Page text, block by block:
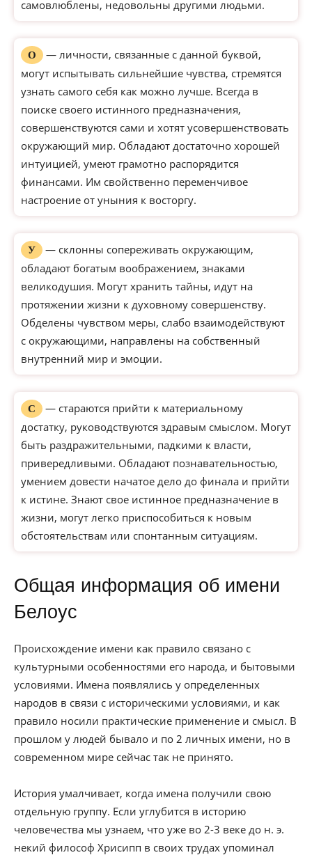
самовлюблены, недовольны другими людьми.
О
— личности, связанные с данной буквой,
могут испытывать сильнейшие чувства, стремятся
узнать самого себя как можно лучше. Всегда в
поиске своего истинного предназначения,
совершенствуются сами и хотят усовершенствовать
окружающий мир. Обладают достаточно хорошей
интуицией, умеют грамотно распорядится
финансами. Им свойственно переменчивое
настроение от уныния к восторгу.
У
— склонны сопереживать окружающим,
обладают богатым воображением, знаками
великодушия. Могут хранить тайны, идут на
протяжении жизни к духовному совершенству.
Обделены чувством меры, слабо взаимодействуют
с окружающими, направлены на собственный
внутренний мир и эмоции.
С
— стараются прийти к материальному
достатку, руководствуются здравым смыслом. Могут
быть раздражительными, падкими к власти,
привередливыми. Обладают познавательностью,
умением довести начатое дело до финала и прийти
к истине. Знают свое истинное предназначение в
жизни, могут легко приспособиться к новым
обстоятельствам или спонтанным ситуациям.
Общая информация об имени
Белоус
Происхождение имени как правило связано с
культурными особенностями его народа, и бытовыми
условиями. Имена появлялись у определенных
народов в связи с историческими условиями, и как
правило носили практические применение и смысл. В
прошлом у людей бывало и по 2 личных имени, но в
современном мире сейчас так не принято.
История умалчивает, когда имена получили свою
отдельную группу. Если углубится в историю
человечества мы узнаем, что уже во 2-3 веке до н. э.
некий философ Хрисипп в своих трудах упоминал